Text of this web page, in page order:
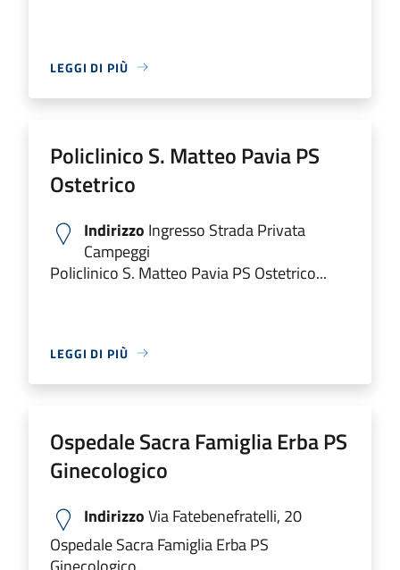
LEGGI DI PIÙ
Policlinico S. Matteo Pavia PS
Ostetrico
Indirizzo Ingresso Strada Privata
Campeggi
Policlinico S. Matteo Pavia PS Ostetrico...
LEGGI DI PIÙ
Ospedale Sacra Famiglia Erba PS
Ginecologico
IndirizzoVia Fatebenefratelli, 20
Ospedale Sacra Famiglia Erba PS